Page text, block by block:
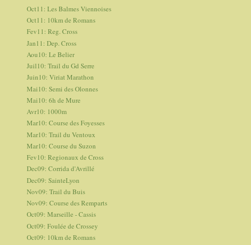
Oct11: Les Balmes Viennoises
Oct11: 10km de Romans
Fev11: Reg. Cross
Jan11: Dep. Cross
Aou10: Le Belier
Juil10: Trail du Gd Serre
Juin10: Viriat Marathon
Mai10: Semi des Olonnes
Mai10: 6h de Mure
Avr10: 1000m
Mar10: Course des Foyesses
Mar10: Trail du Ventoux
Mar10: Course du Suzon
Fev10: Regionaux de Cross
Dec09: Corrida d'Avrillé
Dec09: SainteLyon
Nov09: Trail du Buis
Nov09: Course des Remparts
Oct09: Marseille - Cassis
Oct09: Foulée de Crossey
Oct09: 10km de Romans